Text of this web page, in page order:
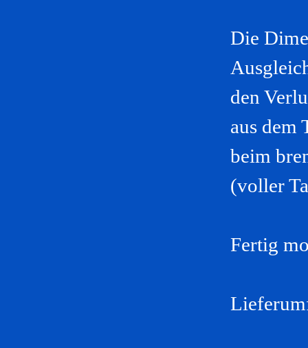
Die
den
aus dem
beim
(voller
Fertig